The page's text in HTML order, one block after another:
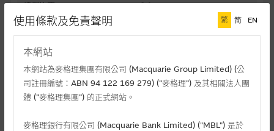
槓桿比率 2.1
溢價
引伸波幅
到期日(日-月-年) 23/09/2026
上市日(日-月-年)
最後交易日(日-月-年) 17/09/2026
使用條款及免責聲明 繁 简 EN
本網站
本網站為麥格理集團有限公司 (Macquarie Group Limited) (公
司註冊編號：ABN 94 122 169 279) (”麥格理”) 及其相關法人團
體 (”麥格理集團”) 的正式網站。
麥格理銀行有限公司 (Macquarie Bank Limited) ("MBL") 是於